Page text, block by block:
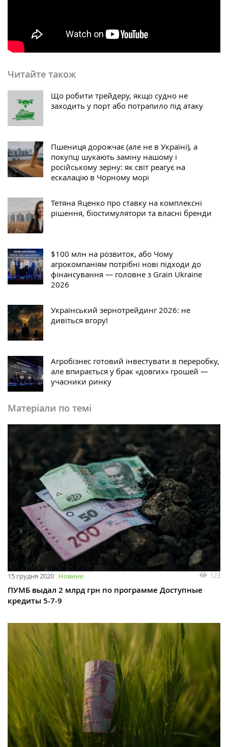
Читайте також
Що робити трейдеру, якщо судно не
заходить у порт або потрапило під атаку
Пшениця дорожчає (але не в Україні), а
покупці шукають заміну нашому і
російському зерну: як світ реагує на
ескалацію в Чорному морі
Тетяна Яценко про ставку на комплексні
рішення, біостимулятори та власні бренди
$100 млн на розвиток, або Чому
агрокомпаніям потрібні нові підходи до
фінансування — головне з Grain Ukraine
2026
Український зернотрейдинг 2026: не
дивіться вгору!
Агробізнес готовий інвестувати в переробку,
але впирається у брак «довгих» грошей —
учасники ринку
Матеріали по темі
15 грудня 2020 Новини 123
ПУМБ выдал 2 млрд грн по программе Доступные
кредиты 5-7-9